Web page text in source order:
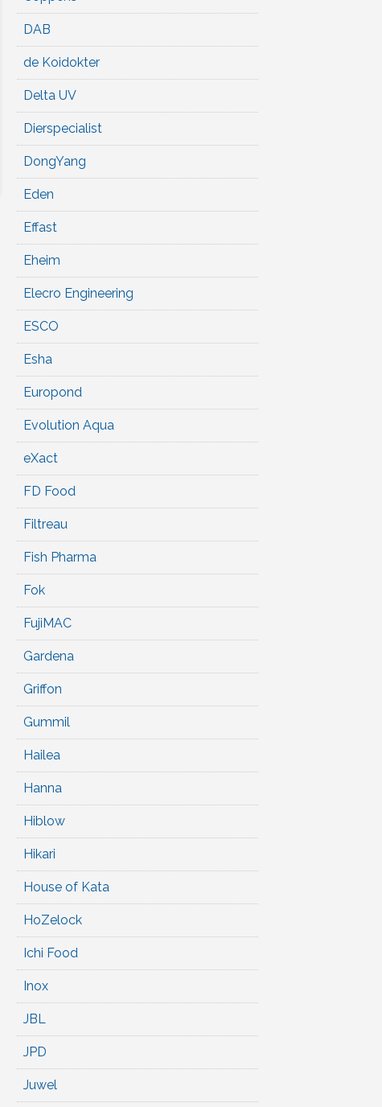
DAB
de Koidokter
Delta UV
Dierspecialist
DongYang
Eden
Effast
Eheim
Elecro Engineering
ESCO
Esha
Europond
Evolution Aqua
eXact
FD Food
Filtreau
Fish Pharma
Fok
FujiMAC
Gardena
Griffon
Gummil
Hailea
Hanna
Hiblow
Hikari
House of Kata
HoZelock
Ichi Food
Inox
JBL
JPD
Juwel